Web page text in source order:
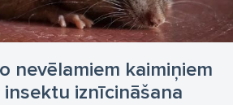
nevēlamiem kaimiņiem
iznīcināšana